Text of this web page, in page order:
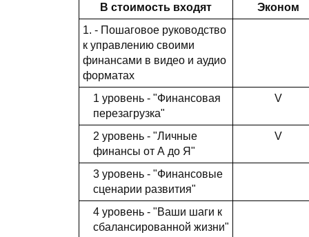
В стоимость входят
Эконом
1. - Пошаговое руководство
к управлению своими
финансами в видео и аудио
форматах
1 уровень - "Финансовая
перезагрузка"
V
2 уровень - "Личные
финансы от А до Я"
V
3 уровень - "Финансовые
сценарии развития"
4 уровень - "Ваши шаги к
сбалансированной жизни"